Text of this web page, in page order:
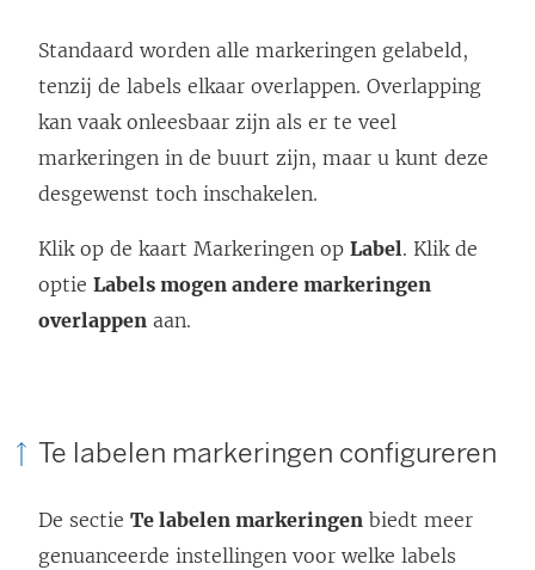
Standaard worden alle markeringen gelabeld,
tenzij de labels elkaar overlappen. Overlapping
kan vaak onleesbaar zijn als er te veel
markeringen in de buurt zijn, maar u kunt deze
desgewenst toch inschakelen.
Klik op de kaart Markeringen op Label. Klik de
optie Labels mogen andere markeringen
overlappen aan.
Te labelen markeringen configureren
De sectie Te labelen markeringen biedt meer
genuanceerde instellingen voor welke labels